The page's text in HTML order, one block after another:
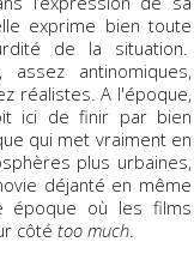
exprime bien toute
de la situation.
antinomiques,
réalistes. A l'époque,
ici de finir par bien
qui met vraiment en
plus urbaines,
déjanté en même
époque où les films
côté too much